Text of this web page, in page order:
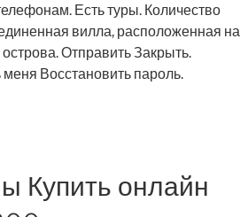
Есть туры. Количество
вилла, расположенная на
Отправить Закрыть.
Восстановить пароль.
Купить онлайн